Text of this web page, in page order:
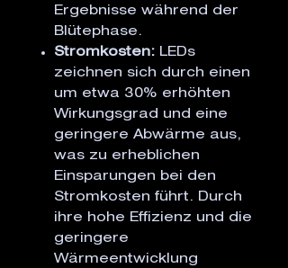
Ergebnisse während der
Blütephase.
Stromkosten: LEDs
zeichnen sich durch einen
um etwa 30% erhöhten
Wirkungsgrad und eine
geringere Abwärme aus,
was zu erheblichen
Einsparungen bei den
Stromkosten führt. Durch
ihre hohe Effizienz und die
geringere
Wärmeentwicklung